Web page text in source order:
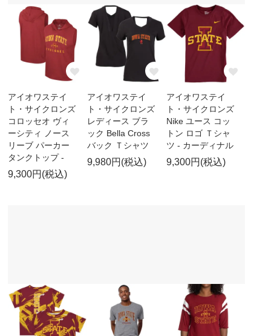
アイオワステイ
ト・サイクロンズ
コロッセオ ヴィ
ーシティ ノース
リーブ パーカー
タンクトップ -
9,300円(税込)
アイオワステイ
ト・サイクロンズ
レディース ブラ
ック Bella Cross
バック Ｔシャツ
9,980円(税込)
アイオワステイ
ト・サイクロンズ
Nike ユース コッ
トン ロゴ Ｔシャ
ツ - カーディナル
9,300円(税込)